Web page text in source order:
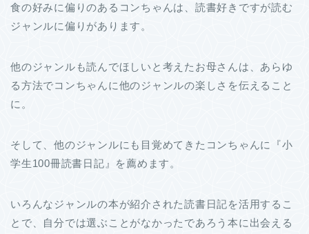
食の好みに偏りのあるコンちゃんは、読書好きですが読む
ジャンルに偏りがあります。
他のジャンルも読んでほしいと考えたお母さんは、あらゆ
る方法でコンちゃんに他のジャンルの楽しさを伝えること
に。
そして、他のジャンルにも目覚めてきたコンちゃんに『小
学生100冊読書日記』を薦めます。
いろんなジャンルの本が紹介された読書日記を活用するこ
とで、自分では選ぶことがなかったであろう本に出会える